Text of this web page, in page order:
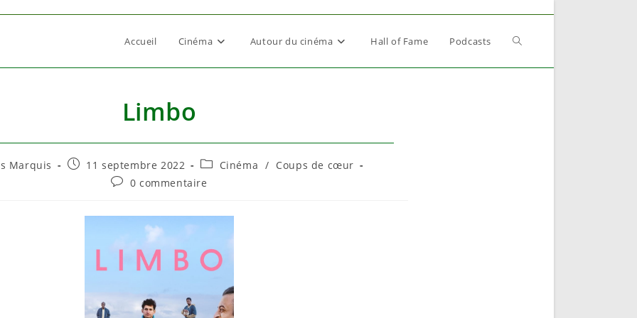
Accueil Cinéma Autour du cinéma Hall of Fame Podcasts Toggle
Limbo
Marquis
Publication
publiée :
11 septembre 2022
PostCinéma / Coups de cœur
Commentaires
publication :
0 commentaire